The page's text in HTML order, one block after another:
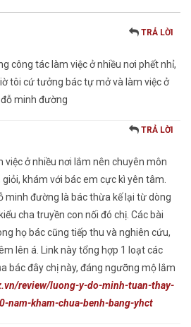
TRẢ LỜI
công tác làm việc ở nhiều nơi phết nhỉ,
tôi cứ tưởng bác tự mở và làm việc ở
minh đường
TRẢ LỜI
việc ở nhiều nơi lắm nên chuyên môn
giỏi, khám với bác em cực kì yên tâm.
minh đường là bác thừa kế lại từ dòng
cha truyền con nối đó chị. Các bài
họ bác cũng tiếp thu và nghiên cứu,
lên á. Link này tổng hợp 1 loạt các
bác đây chị này, đáng ngưỡng mộ lắm
review/luong-y-do-minh-tuan-thay-
nam-kham-chua-benh-bang-yhct